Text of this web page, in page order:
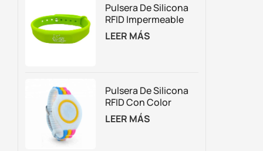
Pulsera De Silicona
RFID Impermeable
Para Control De
Acceso Y Gestión De
LEER MÁS
Pulsera De Silicona
RFID Con Color
Personalizado
Ajustable
LEER MÁS